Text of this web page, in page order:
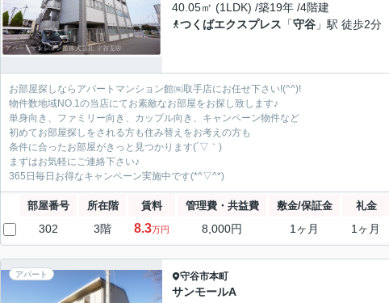
40.05㎡ (1LDK) /築19年 /4階建
つくばエクスプレス 「守谷 」駅 徒歩2分
お部屋探しならアパートマンション館㈱取手店にお任せ下さい!(^^)!
物件数地域NO.1の当店にてお素敵なお部屋をお探し致します♪
単身向き、ファミリー向き、カップル向き、キャンペーン物件など
初めてお部屋探しをされる方も住み替えをお考えの方も
条件に合ったお部屋がきっと見つかります(´▽｀)
まずはお気軽にご連絡下さい♪
365日毎日お得なキャンペーン実施中です(*^▽^*)
部屋番号 所在階 賃料 管理費・共益費 敷金/保証金 礼金
302 3階 8.3万円 8,000円 1ヶ月 1ヶ月
アパート 守谷市本町
サンモールA